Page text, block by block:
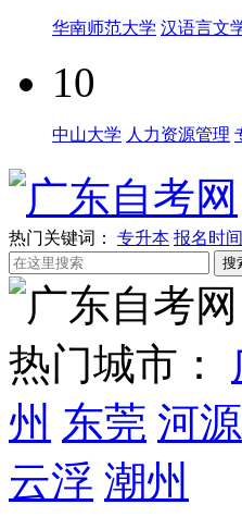
华南师范大学 汉语言文
10
中山大学 人力资源管理
热门关键词： 专升本 报名时间
热门城市：
州 东莞 河源
云浮 潮州